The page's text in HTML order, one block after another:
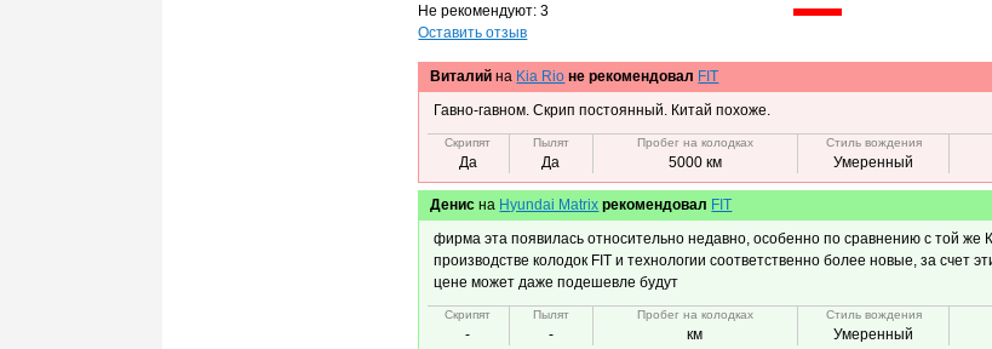
Не рекомендуют: 3
Оставить отзыв
Виталий на Kia Rio не рекомендовал FIT
Гавно-гавном. Скрип постоянный. Китай похоже.
Скрипят
Да
Пылят
Да
Пробег на колодках
5000 км
Стиль вождения
Умеренный
Денис на Hyundai Matrix рекомендовал FIT
фирма эта появилась относительно недавно, особенно по сравнению с той
производстве колодок FIT и технологии соответственно более новые, за
цене может даже подешевле будут
Скрипят
-
Пылят
-
Пробег на колодках
км
Стиль вождения
Умеренный